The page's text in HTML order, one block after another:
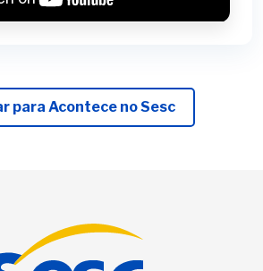
para Acontece no Sesc